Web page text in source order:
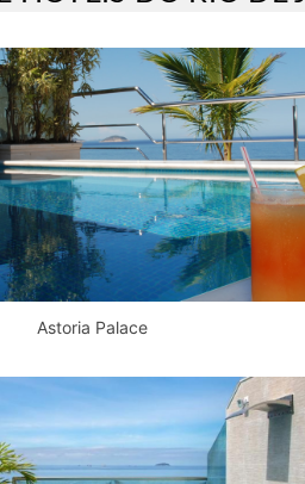
Astoria Palace